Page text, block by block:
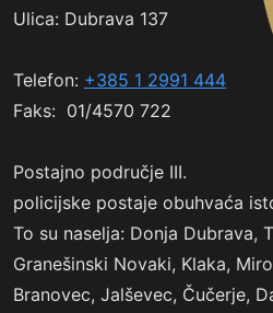
Ulica: Dubrava 137
Telefon: +385 1 2991 444
Faks: 01/4570 722
Postajno područje III.
policijske postaje obuhvaća
To su naselja: Donja Dubrava,
Granešinski Novaki, Klaka,
Branovec, Jalševec, Čučerje,